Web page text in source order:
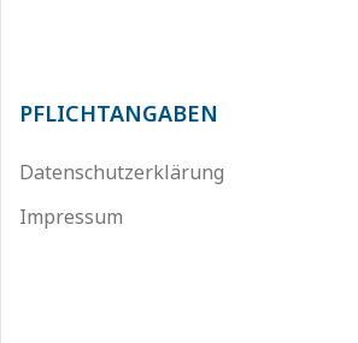
PFLICHTANGABEN
Datenschutzerklärung
Impressum